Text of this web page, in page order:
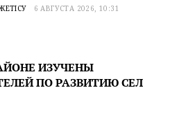
6 АВГУСТА 2026, 10:31
ИЗУЧЕНЫ
ПО РАЗВИТИЮ СЕЛ